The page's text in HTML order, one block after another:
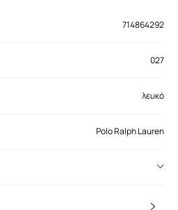
714864292
027
λευκό
Polo Ralph Lauren